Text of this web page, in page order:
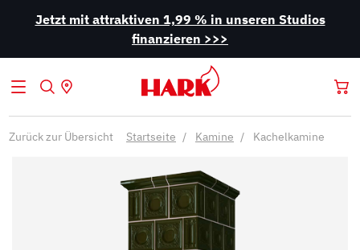
Jetzt mit attraktiven 1,99 % in unseren Studios
finanzieren >>>
Zurück zur Übersicht Startseite Kamine Kachelkamine